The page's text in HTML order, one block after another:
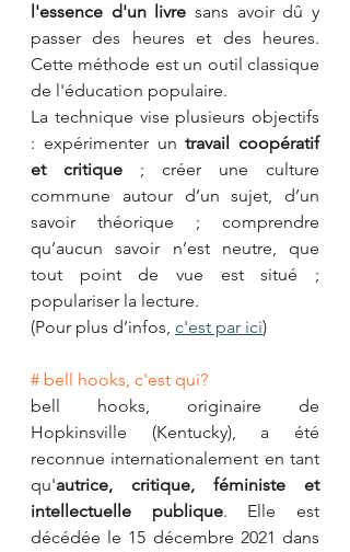
l'essence d'un livre sans avoir dû y
passer des heures et des heures.
Cette méthode est un outil classique
de l'éducation populaire.
La technique vise plusieurs objectifs
: expérimenter un travail coopératif
et critique ; créer une culture
commune autour d’un sujet, d’un
savoir théorique ; comprendre
qu’aucun savoir n’est neutre, que
tout point de vue est situé ;
populariser la lecture.
(Pour plus d’infos, c'est par ici)
# bell hooks, c'est qui?
bell hooks, originaire de
Hopkinsville (Kentucky), a été
reconnue internationalement en tant
qu'autrice, critique, féministe et
intellectuelle publique. Elle est
décédée le 15 décembre 2021 dans